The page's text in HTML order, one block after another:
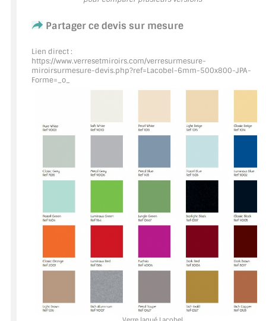
ACCESSOIRES & QUINCAILLERIE
CATALOGUE DE PROFILS ET FIXATION DU
VERRE
LES FIXATIONS POUR MIROIR
CONNECTEURS ET ASSEMBLAGE DE VERRES
LES CHARNIÈRES DE PORTE EN VERRE
BARRES DE STABILISATION
JOINTS D'ÉTANCHÉITÉS
Partager ce devis sur mesure
Lien direct :
https://www.verresetmiroirs.com/verresurmesure-
miroirsurmesure-devis.php?ref=Lacobel-6mm-500x800-JPA-
Forme=_o_